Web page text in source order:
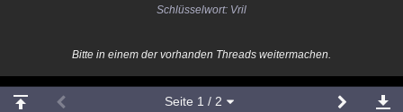
weitere Rubriken
Schlüsselwort: Vril
Bitte in einem der vorhanden Threads weitermachen.
Seite 1 / 2